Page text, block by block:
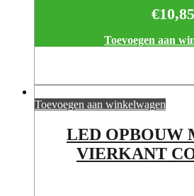
€10,85
Toevoegen aan
Toevoegen aan winkelwagen
LED OPBOUW
VIERKANT